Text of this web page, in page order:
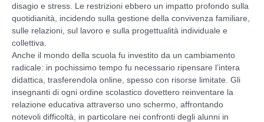
disagio e stress. Le restrizioni ebbero un impatto profondo sulla
quotidianità, incidendo sulla gestione della convivenza familiare,
sulle relazioni, sul lavoro e sulla progettualità individuale e
collettiva.
Anche il mondo della scuola fu investito da un cambiamento
radicale: in pochissimo tempo fu necessario ripensare l’intera
didattica, trasferendola online, spesso con risorse limitate. Gli
insegnanti di ogni ordine scolastico dovettero reinventare la
relazione educativa attraverso uno schermo, affrontando
notevoli difficoltà, in particolare nei confronti degli alunni in